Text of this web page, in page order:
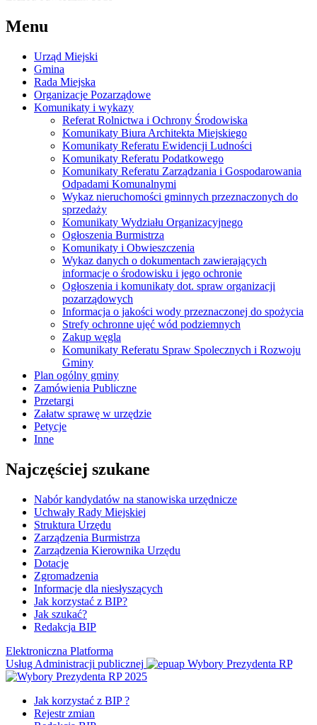
Menu
Urząd Miejski
Gmina
Rada Miejska
Organizacje Pozarządowe
Komunikaty i wykazy
Referat Rolnictwa i Ochrony Środowiska
Komunikaty Biura Architekta Miejskiego
Komunikaty Referatu Ewidencji Ludności
Komunikaty Referatu Podatkowego
Komunikaty Referatu Zarządzania i Gospodarowania
Odpadami Komunalnymi
Wykaz nieruchomości gminnych przeznaczonych do
sprzedaży
Komunikaty Wydziału Organizacyjnego
Ogłoszenia Burmistrza
Komunikaty i Obwieszczenia
Wykaz danych o dokumentach zawierających
informacje o środowisku i jego ochronie
Ogłoszenia i komunikaty dot. spraw organizacji
pozarządowych
Informacja o jakości wody przeznaczonej do spożycia
Strefy ochronne ujęć wód podziemnych
Zakup węgla
Komunikaty Referatu Spraw Spolecznych i Rozwoju
Gminy
Plan ogólny gminy
Zamówienia Publiczne
Przetargi
Załatw sprawę w urzędzie
Petycje
Inne
Najczęściej szukane
Nabór kandydatów na stanowiska urzędnicze
Uchwały Rady Miejskiej
Struktura Urzędu
Zarządzenia Burmistrza
Zarządzenia Kierownika Urzędu
Dotacje
Zgromadzenia
Informacje dla niesłyszących
Jak korzystać z BIP?
Jak szukać?
Redakcja BIP
Elektroniczna Platforma
Usług Administracji publicznej
Wybory Prezydenta RP
Jak korzystać z BIP ?
Rejestr zmian